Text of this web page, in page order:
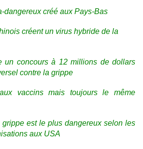
dangereux créé aux Pays-Bas
créent un virus hybride de la
un concours à 12 millions de dollars
contre la grippe
vaccins mais toujours le même
est le plus dangereux selon les
aux USA